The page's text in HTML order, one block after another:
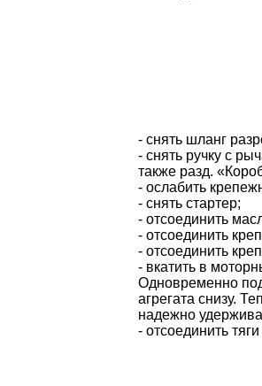
- снять шланг
- снять ручку с
также разд.
- ослабить
- снять стартер;
- отсоединить
- отсоединить
- отсоединить
- вкатить в
Одновременно
агрегата снизу.
надежно
- отсоединить